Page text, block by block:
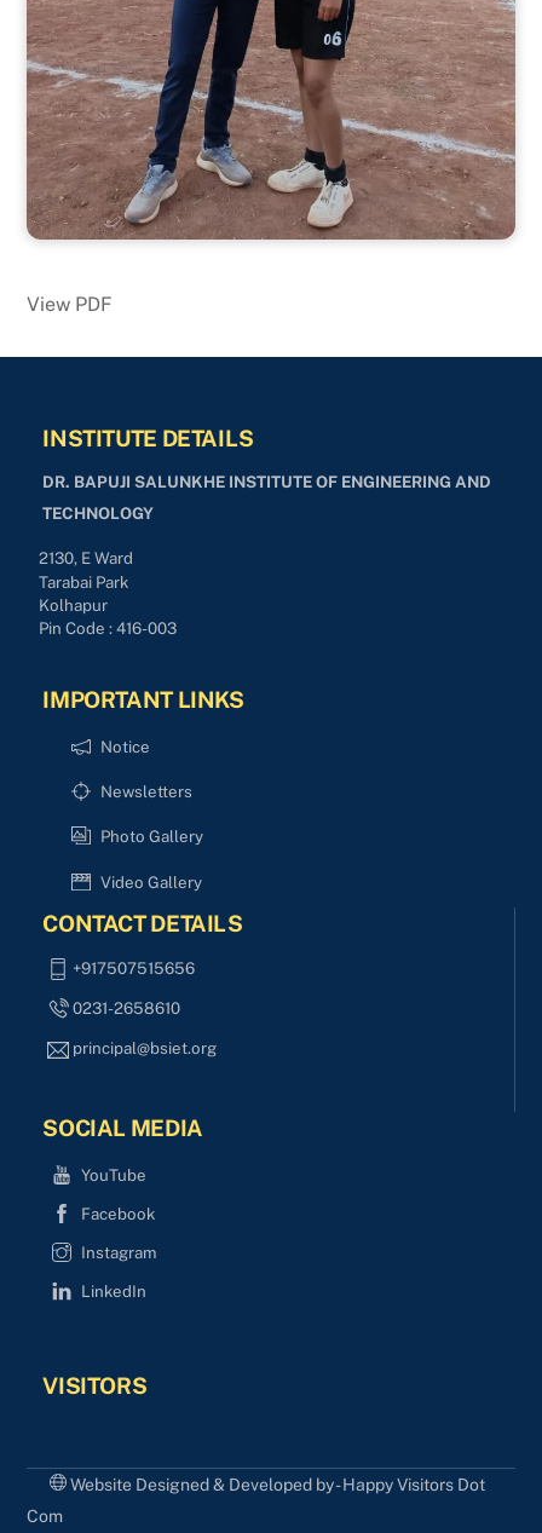
View PDF
INSTITUTE DETAILS
DR. BAPUJI SALUNKHE INSTITUTE OF ENGINEERING AND
TECHNOLOGY
2130, E Ward
Tarabai Park
Kolhapur
Pin Code : 416-003
IMPORTANT LINKS
Notice
Newsletters
Photo Gallery
Video Gallery
CONTACT DETAILS
+917507515656
0231-2658610
principal@bsiet.org
SOCIAL MEDIA
YouTube
Facebook
Instagram
LinkedIn
VISITORS
Website Designed & Developed by - Happy Visitors Dot
Com